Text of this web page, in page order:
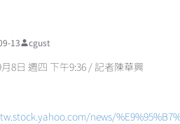
13 cgust
8日 週四 下午9:36 / 記者陳華興
news/